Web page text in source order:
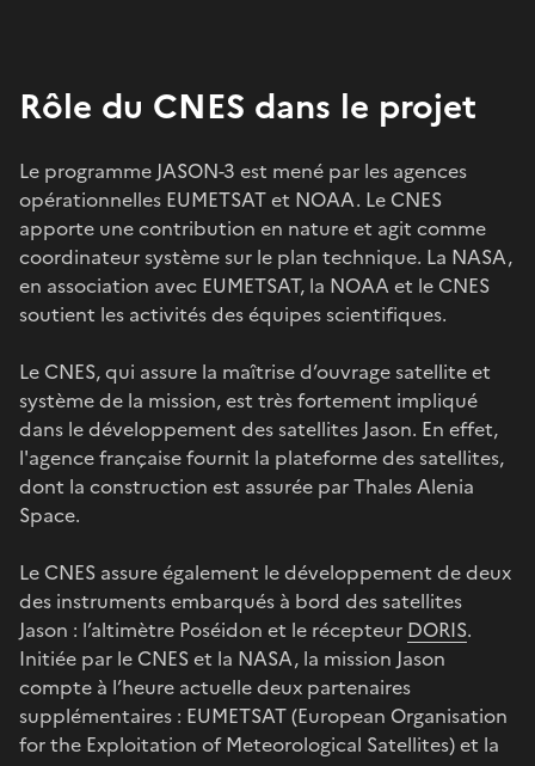
Rôle du CNES dans le projet
Le programme JASON-3 est mené par les agences
opérationnelles EUMETSAT et NOAA. Le CNES
apporte une contribution en nature et agit comme
coordinateur système sur le plan technique. La NASA,
en association avec EUMETSAT, la NOAA et le CNES
soutient les activités des équipes scientifiques.
Le CNES, qui assure la maîtrise d’ouvrage satellite et
système de la mission, est très fortement impliqué
dans le développement des satellites Jason. En effet,
l'agence française fournit la plateforme des satellites,
dont la construction est assurée par Thales Alenia
Space.
Le CNES assure également le développement de deux
des instruments embarqués à bord des satellites
Jason : l’altimètre Poséidon et le récepteur DORIS.
Initiée par le CNES et la NASA, la mission Jason
compte à l’heure actuelle deux partenaires
supplémentaires : EUMETSAT (European Organisation
for the Exploitation of Meteorological Satellites) et la